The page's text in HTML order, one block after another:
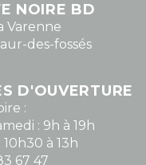
NOIRE BD
Varenne
des-fossés
D'OUVERTURE
:
: 9h à 19h
à 13h
67 47